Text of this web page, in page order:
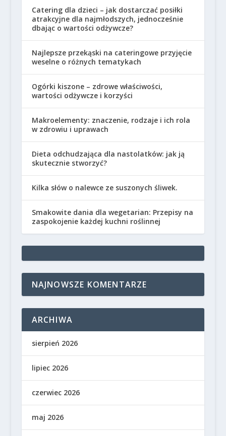
Catering dla dzieci – jak dostarczać posiłki
atrakcyjne dla najmłodszych, jednocześnie
dbając o wartości odżywcze?
Najlepsze przekąski na cateringowe przyjęcie
weselne o różnych tematykach
Ogórki kiszone – zdrowe właściwości,
wartości odżywcze i korzyści
Makroelementy: znaczenie, rodzaje i ich rola
w zdrowiu i uprawach
Dieta odchudzająca dla nastolatków: jak ją
skutecznie stworzyć?
Kilka słów o nalewce ze suszonych śliwek.
Smakowite dania dla wegetarian: Przepisy na
zaspokojenie każdej kuchni roślinnej
NAJNOWSZE KOMENTARZE
ARCHIWA
sierpień 2026
lipiec 2026
czerwiec 2026
maj 2026